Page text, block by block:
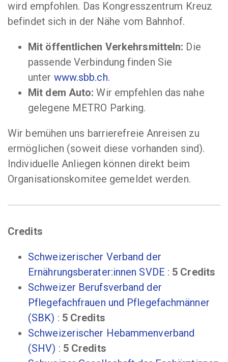
wird empfohlen. Das Kongresszentrum Kreuz
befindet sich in der Nähe vom Bahnhof.
Mit öffentlichen Verkehrsmitteln: Die
passende Verbindung finden Sie
unter www.sbb.ch.
Mit dem Auto: Wir empfehlen das nahe
gelegene METRO Parking.
Wir bemühen uns barrierefreie Anreisen zu
ermöglichen (soweit diese vorhanden sind).
Individuelle Anliegen können direkt beim
Organisationskomitee gemeldet werden.
Credits
Schweizerischer Verband der
Ernährungsberater:innen SVDE : 5 Credits
Schweizer Berufsverband der
Pflegefachfrauen und Pflegefachmänner
(SBK) : 5 Credits
Schweizerischer Hebammenverband
(SHV) : 5 Credits